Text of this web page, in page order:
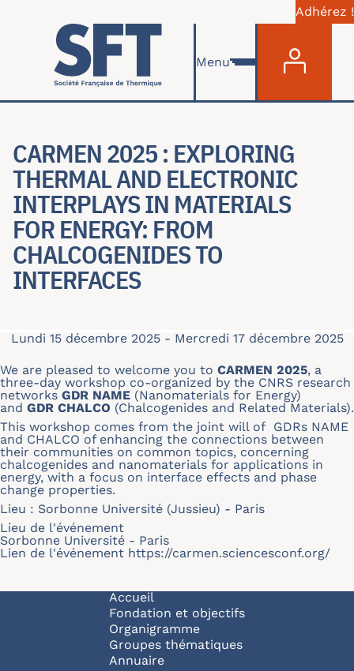
Aller au contenu principal
Adhérez !
Menu
CARMEN 2025 : EXPLORING
THERMAL AND ELECTRONIC
INTERPLAYS IN MATERIALS
FOR ENERGY: FROM
CHALCOGENIDES TO
INTERFACES
Lundi 15 décembre 2025- Mercredi 17 décembre 2025
We are pleased to welcome you to CARMEN 2025, a
three-day workshop co-organized by the CNRS research
networks GDR NAME (Nanomaterials for Energy)
and GDR CHALCO (Chalcogenides and Related Materials).
This workshop comes from the joint will of GDRs NAME
and CHALCO of enhancing the connections between
their communities on common topics, concerning
chalcogenides and nanomaterials for applications in
energy, with a focus on interface effects and phase
change properties.
Lieu : Sorbonne Université (Jussieu) - Paris
Lieu de l'événement
Sorbonne Université - Paris
Lien de l'événement https://carmen.sciencesconf.org/
Navigation principale
Accueil
Fondation et objectifs
Organigramme
Groupes thématiques
Annuaire